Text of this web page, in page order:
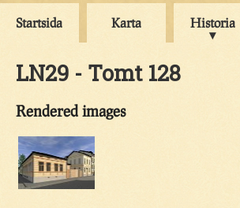
Startsida Karta Historia
LN29 - Tomt 128
Rendered images